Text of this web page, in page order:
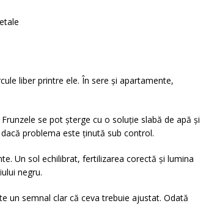
liber printre ele. În sere și apartamente,
se pot șterge cu o soluție slabă de apă și
problema este ținută sub control.
Un sol echilibrat, fertilizarea corectă și lumina
negru.
un semnal clar că ceva trebuie ajustat. Odată